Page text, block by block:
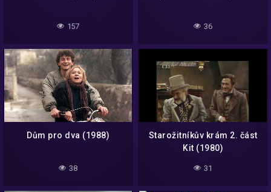
157 36
Dům pro dva (1988)
38
Starožitníkův krám 2. část
Kit (1980)
31